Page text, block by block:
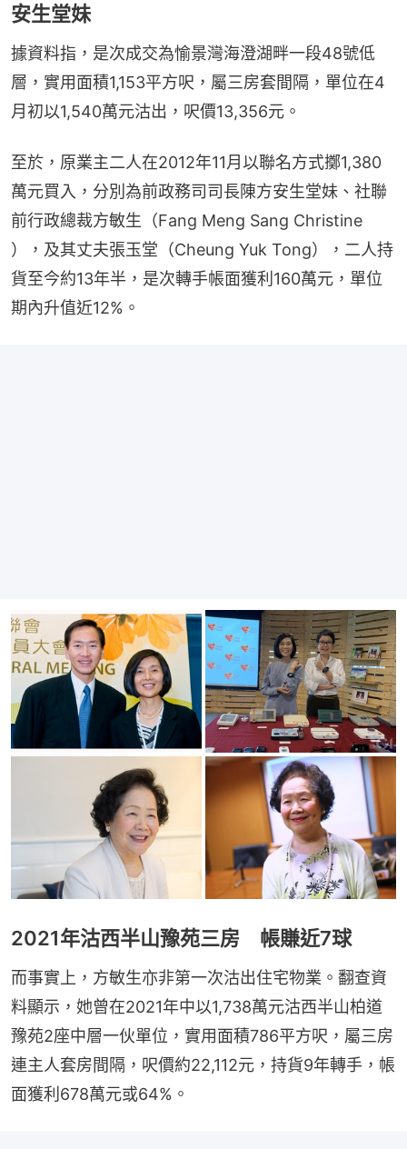
安生堂妹
據資料指，是次成交為愉景灣海澄湖畔一段48號低
層，實用面積1,153平方呎，屬三房套間隔，單位在4
月初以1,540萬元沽出，呎價13,356元。
至於，原業主二人在2012年11月以聯名方式擲1,380
萬元買入，分別為前政務司司長陳方安生堂妹、社聯
前行政總裁方敏生（Fang Meng Sang Christine
），及其丈夫張玉堂（Cheung Yuk Tong），二人持
貨至今約13年半，是次轉手帳面獲利160萬元，單位
期內升值近12%。
2021年沽西半山豫苑三房 帳賺近7球
而事實上，方敏生亦非第一次沽出住宅物業。翻查資
料顯示，她曾在2021年中以1,738萬元沽西半山柏道
豫苑2座中層一伙單位，實用面積786平方呎，屬三房
連主人套房間隔，呎價約22,112元，持貨9年轉手，帳
面獲利678萬元或64%。